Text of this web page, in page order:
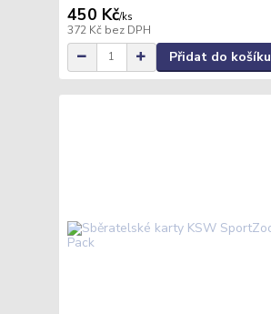
450 Kč/ks
372 Kč bez DPH
Přidat do košíku